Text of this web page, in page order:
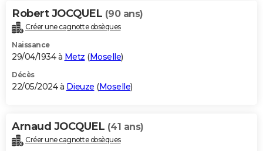
Bricolage
Lifestyle
Culture
Sport
Auto
Television
Voyage
Cinema
Robert JOCQUEL (90 ans)
Créer une cagnotte obsèques
Naissance
29/04/1934 à Metz (Moselle)
Décès
22/05/2024 à Dieuze (Moselle)
Arnaud JOCQUEL (41 ans)
Créer une cagnotte obsèques